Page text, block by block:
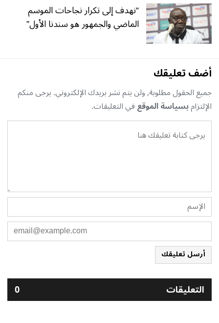
“نهدف إلى تكرار نجاحات الموسم
الماضي والجمهور هو سندنا الأول”
أضف تعليقك
جميع الحقول مطلوبة, ولن يتم نشر بريدك الإلكتروني. يرجى منكم
الإلتزامبسياسة الموقعفي التعليقات.
أرسل تعليقك
التعليقات 0